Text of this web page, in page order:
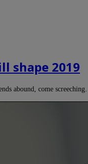
shape 2019
abound, come screeching…